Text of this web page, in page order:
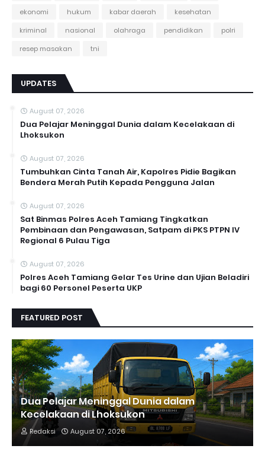
ekonomi
hukum kabar daerah
kesehatan
kriminal
nasional olahraga pendidikan
polri
resep masakan
tni
UPDATES
August 07, 2026
Dua Pelajar Meninggal Dunia dalam Kecelakaan di
Lhoksukon
August 07, 2026
Tumbuhkan Cinta Tanah Air, Kapolres Pidie Bagikan
Bendera Merah Putih Kepada Pengguna Jalan ‎
August 07, 2026
Sat Binmas Polres Aceh Tamiang Tingkatkan
Pembinaan dan Pengawasan, Satpam di PKS PTPN IV
Regional 6 Pulau Tiga
August 07, 2026
Polres Aceh Tamiang Gelar Tes Urine dan Ujian Beladiri
bagi 60 Personel Peserta UKP
FEATURED POST
Dua Pelajar Meninggal Dunia dalam
Kecelakaan di Lhoksukon
Redaksi August 07, 2026